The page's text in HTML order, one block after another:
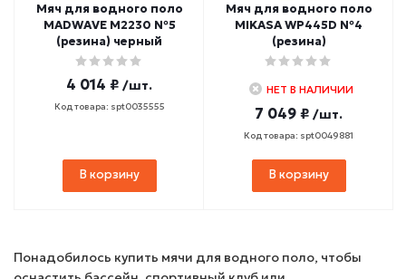
Мяч для водного поло
MADWAVE M2230 №5
(резина) черный
4 014 ₽ /шт.
Код товара: spt0035555
В корзину
Мяч для водного поло
MIKASA WP445D №4
(резина)
НЕТ В НАЛИЧИИ
7 049 ₽ /шт.
Код товара: spt0049881
В корзину
Понадобилось купить мячи для водного поло, чтобы